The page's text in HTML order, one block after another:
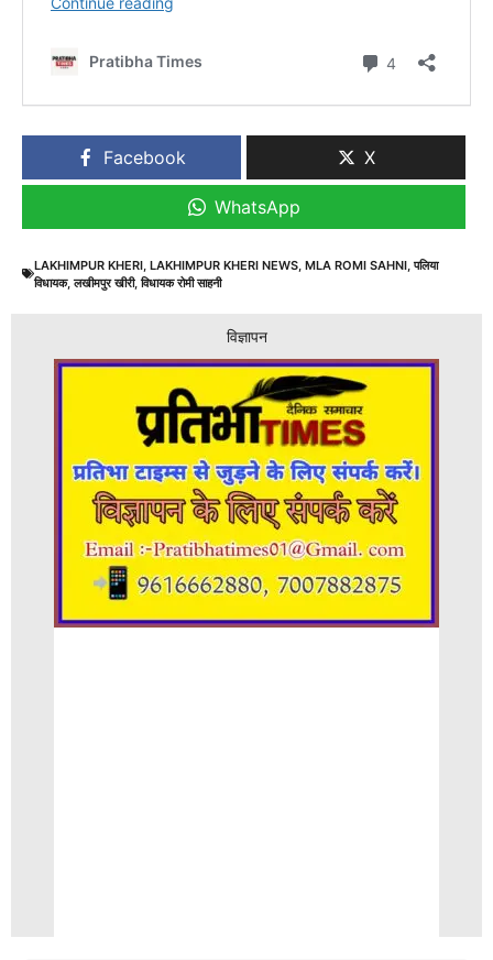
Facebook X
WhatsApp
LAKHIMPUR KHERI, LAKHIMPUR KHERI NEWS, MLA ROMI SAHNI,पलिया
विधायक,लखीमपुर खीरी,विधायक रोमी साहनी
विज्ञापन